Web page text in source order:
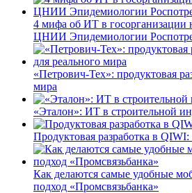
4 мифа об ИТ в
ЦНИИ Эпидемиологии
«Петрович-Тех»: продуктовая
мира
«Эталон»: ИТ в строительной
Продуктовая разработка в QIWI:
Как делаются самые удобные
подход «Промсвязьбанка»